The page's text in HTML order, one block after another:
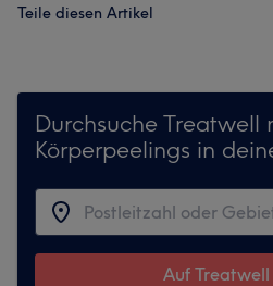
Teile diesen Artikel
Durchsuche Treatwell
Körperpeelings in
Auf